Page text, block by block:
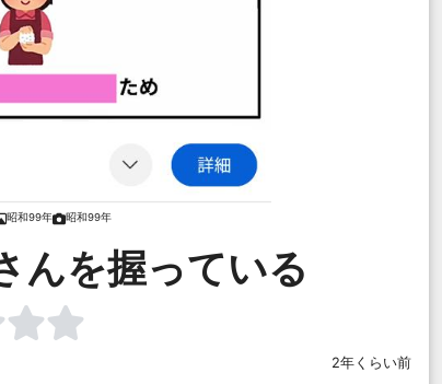
昭和99年 昭和99年
んを握っている
2年くらい前